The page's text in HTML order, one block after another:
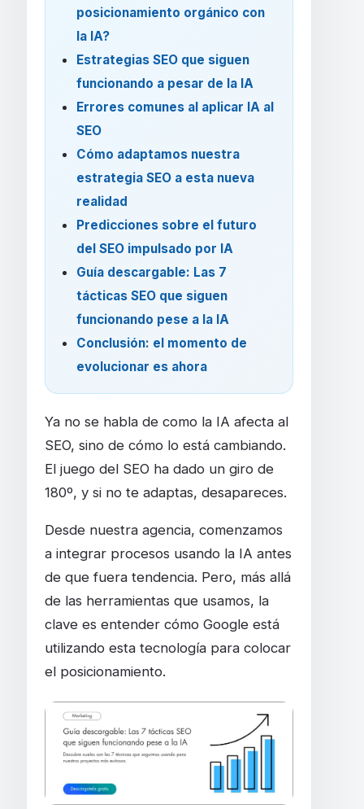
posicionamiento orgánico con
la IA?
Estrategias SEO que siguen
funcionando a pesar de la IA
Errores comunes al aplicar IA al
SEO
Cómo adaptamos nuestra
estrategia SEO a esta nueva
realidad
Predicciones sobre el futuro
del SEO impulsado por IA
Guía descargable: Las 7
tácticas SEO que siguen
funcionando pese a la IA
Conclusión: el momento de
evolucionar es ahora
Ya no se habla de como la IA afecta al
SEO, sino de cómo lo está cambiando.
El juego del SEO ha dado un giro de
180º, y si no te adaptas, desapareces.
Desde nuestra agencia, comenzamos
a integrar procesos usando la IA antes
de que fuera tendencia. Pero, más allá
de las herramientas que usamos, la
clave es entender cómo Google está
utilizando esta tecnología para colocar
el posicionamiento.